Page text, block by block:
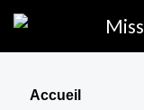
Aller
Accueil